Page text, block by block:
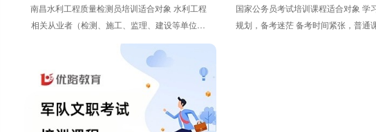
南昌水利工程质量检测员培训适合对象 水利工程
相关从业者（检测、施工、监理、建设等单位人
员）；需要考取水利工程质量检测员...
国家公务员考试培训课程适合对象 学
规划，备考迷茫 备考时间紧张，普通